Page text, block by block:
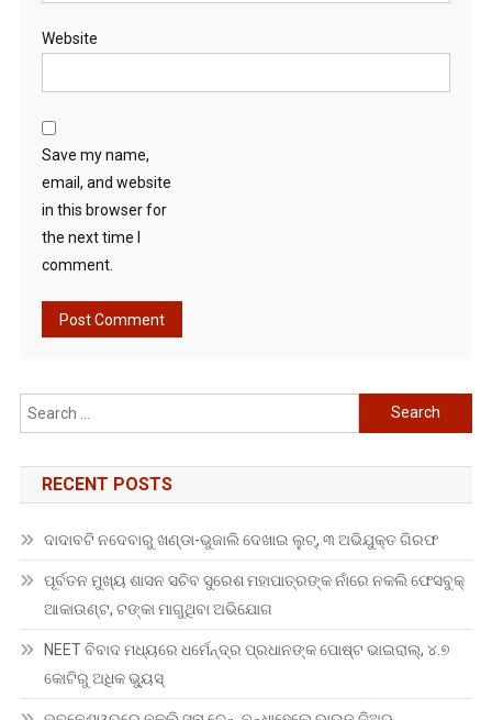
Website
Save my name,
email, and website
in this browser for
the next time I
comment.
Search
for:
RECENT POSTS
ଦାଦାବଟି ନଦେବାରୁ ଖଣ୍ଡା-ଭୁଜାଲି ଦେଖାଇ ଲୁଟ୍, ୩ ଅଭିଯୁକ୍ତ ଗିରଫ
ପୂର୍ବତନ ମୁଖ୍ୟ ଶାସନ ସଚିବ ସୁରେଶ ମହାପାତ୍ରଙ୍କ ନାଁରେ ନକଲି ଫେସବୁକ୍
ଆକାଉଣ୍ଟ, ଟଙ୍କା ମାଗୁଥିବା ଅଭିଯୋଗ
NEET ବିବାଦ ମଧ୍ୟରେ ଧର୍ମେନ୍ଦ୍ର ପ୍ରଧାନଙ୍କ ପୋଷ୍ଟ ଭାଇରାଲ୍, ୪.୭
କୋଟିରୁ ଅଧିକ ଭ୍ୟୁସ୍